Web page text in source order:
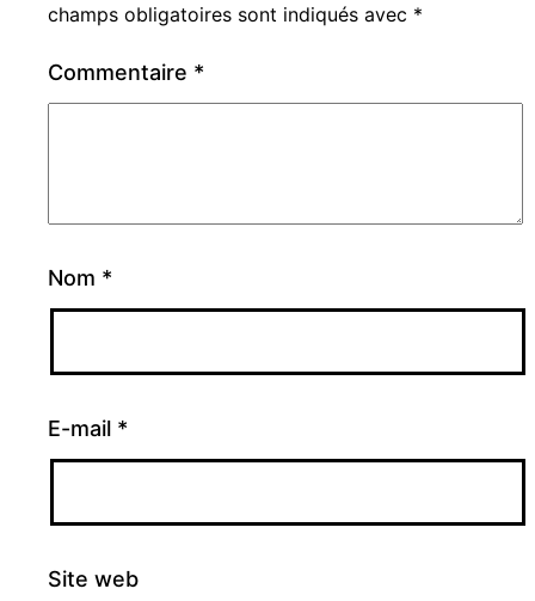
champs obligatoires sont indiqués avec *
Commentaire *
Nom *
E-mail *
Site web